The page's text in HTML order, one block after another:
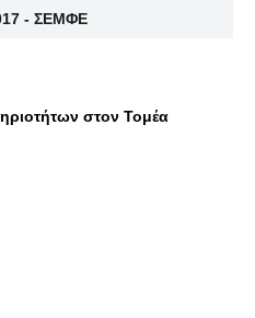
- ΣΕΜΦΕ
στον Τομέα